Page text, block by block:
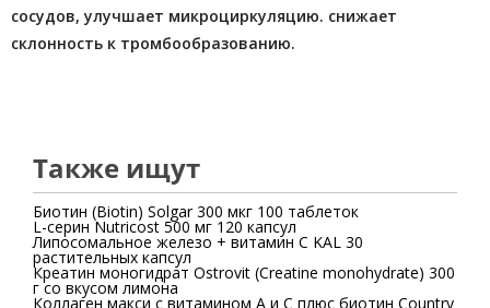
сосудов, улучшает микроциркуляцию. снижает
склонность к тромбообразованию.
Также ищут
Биотин (Biotin) Solgar 300 мкг 100 таблеток
L-серин Nutricost 500 мг 120 капсул
Липосомальное железо + витамин C KAL 30
растительных капсул
Креатин моногидрат Ostrovit (Creatine monohydrate) 300
г со вкусом лимона
Коллаген макси с витамином А и С плюс биотин Country